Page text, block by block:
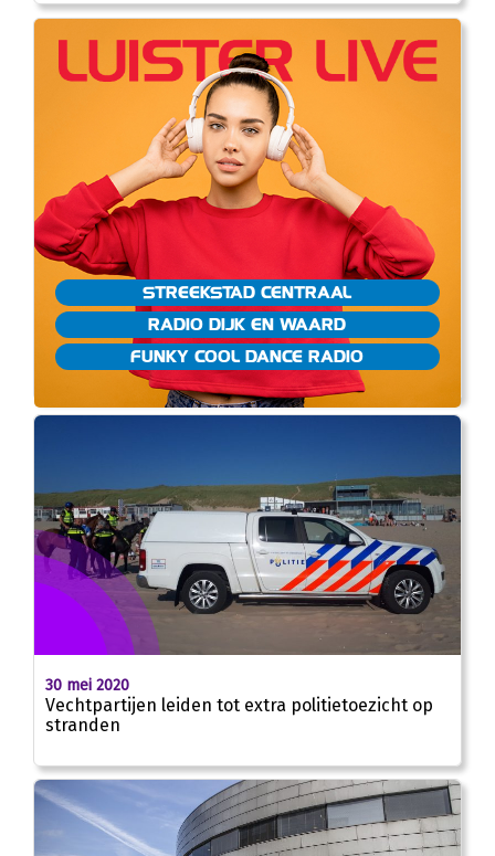
STREEKSTAD CENTRAAL
RADIO DIJK EN WAARD
FUNKY COOL DANCE RADIO
30 mei 2020
Vechtpartijen leiden tot extra politietoezicht op
stranden